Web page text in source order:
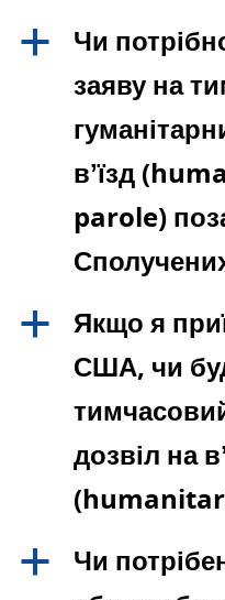
a
Чи
заяву на
вʼїзд
parole)
a
Якщо я
США, чи
дозвіл на
a
Чи